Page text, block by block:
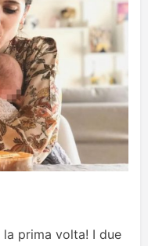
prima volta! I due